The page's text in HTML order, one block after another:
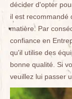
décider d'opter
il est recommandé
matière. Par
confiance en
qu'il utilise des
bonne qualité. Si
veuillez lui passer